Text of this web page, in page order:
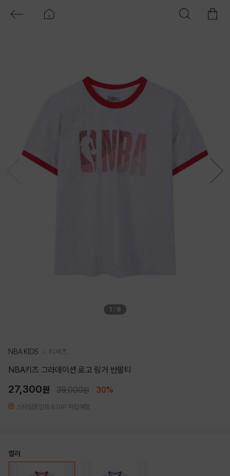
1 / 6
NBA KIDS 티셔츠
NBA키즈 그라데이션 로고 링거 반팔티
27,300원 39,000원 30%
스타일포인트 819P 적립예정
컬러